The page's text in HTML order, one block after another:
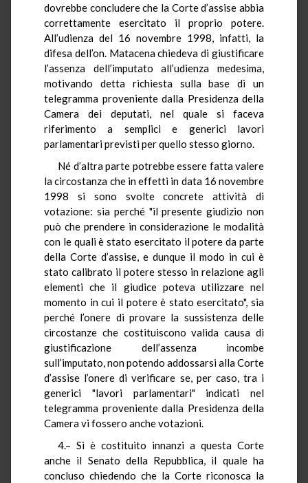
dovrebbe concludere che la Corte d’assise abbia
correttamente esercitato il proprio potere.
All’udienza del 16 novembre 1998, infatti, la
difesa dell’on. Matacena chiedeva di giustificare
l’assenza dell’imputato all’udienza medesima,
motivando detta richiesta sulla base di un
telegramma proveniente dalla Presidenza della
Camera dei deputati, nel quale si faceva
riferimento a semplici e generici lavori
parlamentari previsti per quello stesso giorno.
Né d’altra parte potrebbe essere fatta valere
la circostanza che in effetti in data 16 novembre
1998 si sono svolte concrete attività di
votazione: sia perché "il presente giudizio non
può che prendere in considerazione le modalità
con le quali è stato esercitato il potere da parte
della Corte d’assise, e dunque il modo in cui è
stato calibrato il potere stesso in relazione agli
elementi che il giudice poteva utilizzare nel
momento in cui il potere è stato esercitato", sia
perché l’onere di provare la sussistenza delle
circostanze che costituiscono valida causa di
giustificazione dell’assenza incombe
sull’imputato, non potendo addossarsi alla Corte
d’assise l’onere di verificare se, per caso, tra i
generici "lavori parlamentari" indicati nel
telegramma proveniente dalla Presidenza della
Camera vi fossero anche votazioni.
4.– Si è costituito innanzi a questa Corte
anche il Senato della Repubblica, il quale ha
concluso chiedendo che la Corte riconosca la